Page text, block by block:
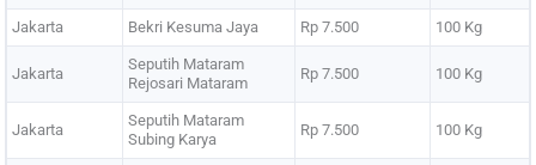
Jakarta Bekri Kesuma Jaya Rp 7.500 100 Kg
Jakarta
Seputih Mataram
Rejosari Mataram
Rp 7.500 100 Kg
Jakarta
Seputih Mataram
Subing Karya
Rp 7.500 100 Kg